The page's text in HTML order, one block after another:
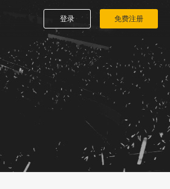
登录 免费注册